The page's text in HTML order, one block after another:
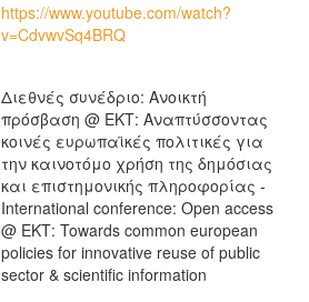
https://www.youtube.com/watch?
v=CdvwvSq4BRQ
Διεθνές συνέδριο: Ανοικτή
πρόσβαση @ ΕΚΤ: Αναπτύσσοντας
κοινές ευρωπαϊκές πολιτικές για
την καινοτόμο χρήση της δημόσιας
και επιστημονικής πληροφορίας -
International conference: Open access
@ ΕΚΤ: Towards common european
policies for innovative reuse of public
sector & scientific information